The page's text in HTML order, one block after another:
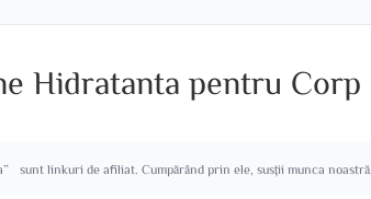
Hidratanta pentru Corp
sunt linkuri de afiliat. Cumpărând prin ele, susții munca